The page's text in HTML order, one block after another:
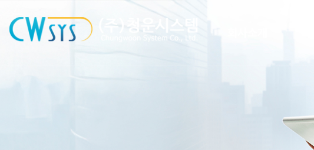
㈜청운시스템 - 캐리어 공조 시스템 전문점
회사 연혁